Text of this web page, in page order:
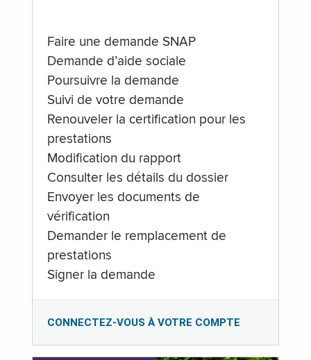
Faire une demande SNAP
Demande d’aide sociale
Poursuivre la demande
Suivi de votre demande
Renouveler la certification pour les
prestations
Modification du rapport
Consulter les détails du dossier
Envoyer les documents de
vérification
Demander le remplacement de
prestations
Signer la demande
CONNECTEZ-VOUS À VOTRE COMPTE